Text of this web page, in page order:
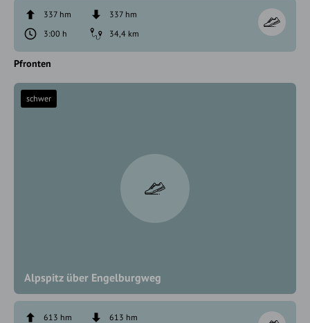
337 hm
337 hm
3:00 h
34,4 km
Pfronten
Alpspitz über Engelburgweg
schwer
613 hm
613 hm